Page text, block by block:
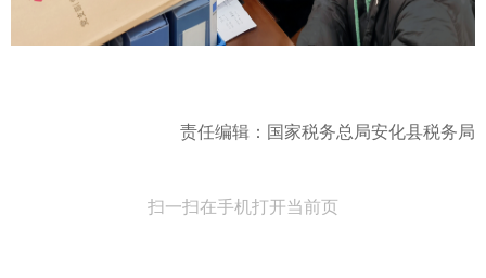
责任编辑：国家税务总局安化县税务局
扫一扫在手机打开当前页